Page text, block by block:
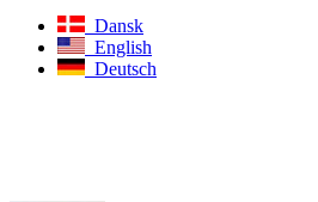
Dansk
English
Deutsch